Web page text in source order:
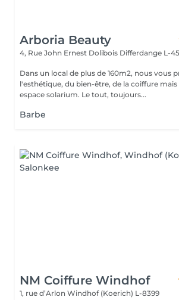
Arboria Beauty
4, Rue John Ernest Dolibois Differdange L-
Dans un local de plus de 160m2, nous vous
l'esthétique, du bien-être, de la coiffure
espace solarium. Le tout, toujours...
Barbe
NM Coiffure Windhof
1, rue d’Arlon Windhof (Koerich) L-8399